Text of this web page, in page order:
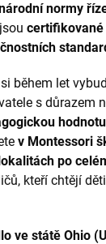
normy
během let
s důrazem
v Montessori
po
kteří chtějí
ve státě Ohio